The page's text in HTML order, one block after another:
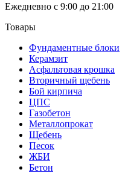
Ежедневно с 9:00 до 21:00
Товары
Фундаментные блоки
Керамзит
Асфальтовая крошка
Вторичный щебень
Бой кирпича
ЦПС
Газобетон
Металлопрокат
Щебень
Песок
ЖБИ
Бетон